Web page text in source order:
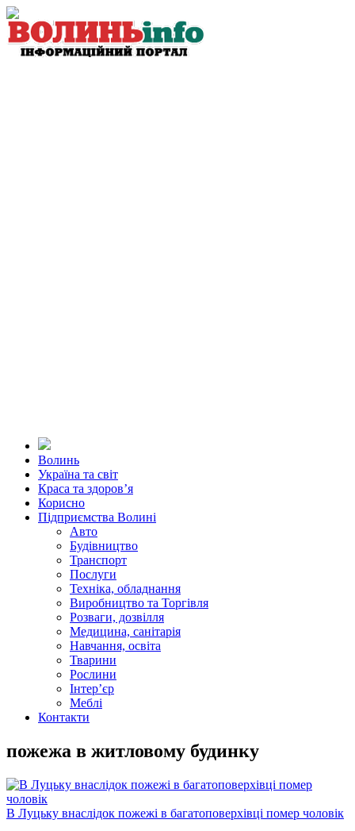
Волинь
Україна та світ
Краса та здоров’я
Корисно
Підприємства Волині
Авто
Будівництво
Транспорт
Послуги
Техніка, обладнання
Виробництво та Торгівля
Розваги, дозвілля
Медицина, санітарія
Навчання, освіта
Тварини
Рослини
Інтер’єр
Меблі
Контакти
пожежа в житловому будинку
В Луцьку внаслідок пожежі в багатоповерхівці помер чоловік